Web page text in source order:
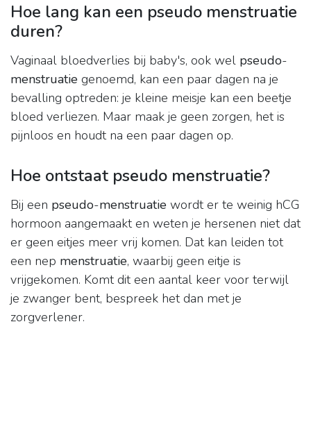
Hoe lang kan een pseudo menstruatie
duren?
Vaginaal bloedverlies bij baby's, ook wel pseudo-
menstruatie genoemd, kan een paar dagen na je
bevalling optreden: je kleine meisje kan een beetje
bloed verliezen. Maar maak je geen zorgen, het is
pijnloos en houdt na een paar dagen op.
Hoe ontstaat pseudo menstruatie?
Bij een pseudo-menstruatie wordt er te weinig hCG
hormoon aangemaakt en weten je hersenen niet dat
er geen eitjes meer vrij komen. Dat kan leiden tot
een nep menstruatie, waarbij geen eitje is
vrijgekomen. Komt dit een aantal keer voor terwijl
je zwanger bent, bespreek het dan met je
zorgverlener.